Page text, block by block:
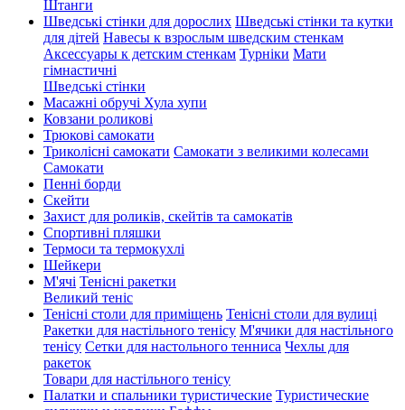
Штанги
Шведські стінки для дорослих Шведські стінки та кутки
для дітей Навесы к взрослым шведским стенкам
Аксессуары к детским стенкам Турніки Мати
гімнастичні
Шведські стінки
Масажні обручі Хула хупи
Ковзани роликові
Трюкові самокати
Триколісні самокати Самокати з великими колесами
Cамокати
Пенні борди
Скейти
Захист для роликів, скейтів та самокатів
Спортивні пляшки
Термоси та термокухлі
Шейкери
М'ячі Тенісні ракетки
Великий теніс
Тенісні столи для приміщень Тенісні столи для вулиці
Ракетки для настільного тенісу М'ячики для настільного
тенісу Сетки для настольного тенниса Чехлы для
ракеток
Товари для настільного тенісу
Палатки и спальники туристические Туристические